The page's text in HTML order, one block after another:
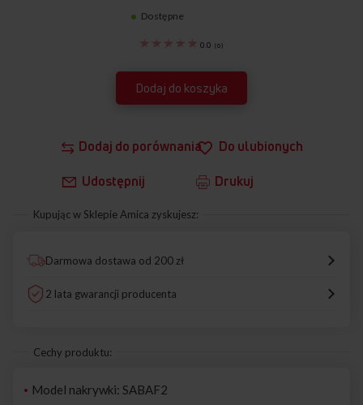
Dodaj do porównania Do ulubionych
Udostępnij Drukuj
0.0 (0)
Dostępne
Dodaj do koszyka
Kupując w Sklepie Amica zyskujesz:
Darmowa dostawa od 200 zł
2 lata gwarancji producenta
Cechy produktu:
Model nakrywki: SABAF2